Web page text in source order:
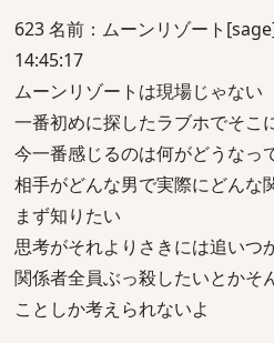
623 名前：ムーンリゾート
14:45:17
ムーンリゾートは現場じゃない
一番初めに探したラブホでそこ
今一番感じるのは何がどうなっ
相手がどんな男で実際にどんな
まず知りたい
思考がそれよりさきには追いつ
関係者全員ぶっ殺したいとかそ
ことしか考えられないよ